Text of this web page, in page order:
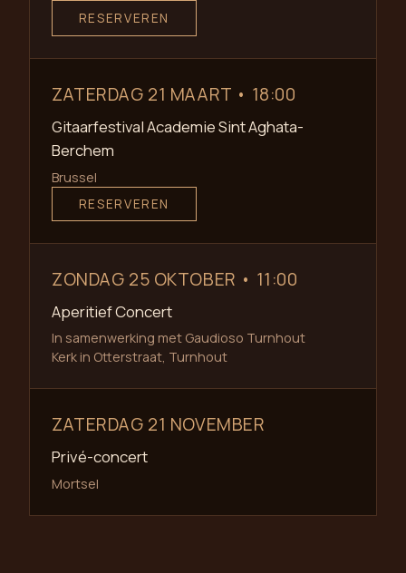
RESERVEREN
ZATERDAG 21 MAART • 18:00
Gitaarfestival Academie Sint Aghata-
Berchem
Brussel
RESERVEREN
ZONDAG 25 OKTOBER • 11:00
Aperitief Concert
In samenwerking met Gaudioso Turnhout
Kerk in Otterstraat, Turnhout
ZATERDAG 21 NOVEMBER
Privé-concert
Mortsel